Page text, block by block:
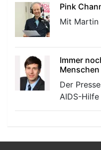
Pink
Mit Martin
Immer
Der
AIDS-